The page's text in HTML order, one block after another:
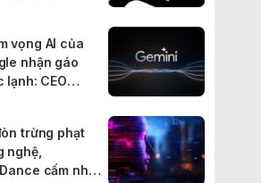
vọng AI của
nhận gáo
lạnh: CEO
bị
GPT cho
khói"
trừng phạt
nghệ,
cấm nhân